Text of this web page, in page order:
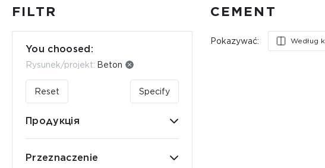
FILTR
You choosed:
Rysunek/projekt: Beton
Reset Specify
Продукція
Przeznaczenie
CEMENT
Pokazywać: Według